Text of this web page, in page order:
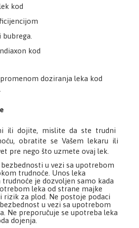
kod
kod
doziranja leka kod
ili dojite, mislite da ste trudni
obratite se Vašem lekaru ili
pre nego što uzmete ovaj lek.
u vezi sa upotrebom
trudnoće. Unos leka
je dozvoljen samo kada
leka od strane majke
rizik za plod. Ne postoje podaci
u vezi sa upotrebom
Ne preporučuje se upotreba leka
dojenja.